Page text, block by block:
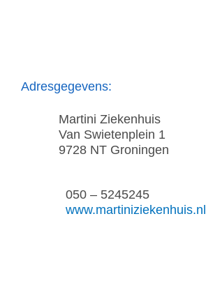
Adresgegevens:
Martini Ziekenhuis
Van Swietenplein 1
9728 NT Groningen
050 – 5245245
www.martiniziekenhuis.nl